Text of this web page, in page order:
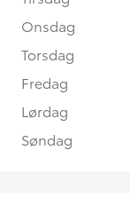
Onsdag
Torsdag
Fredag
Lørdag
Søndag